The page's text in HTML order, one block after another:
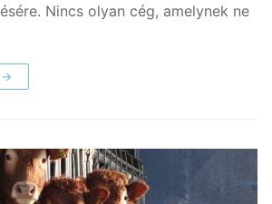
Nincs olyan cég, amelynek ne
→